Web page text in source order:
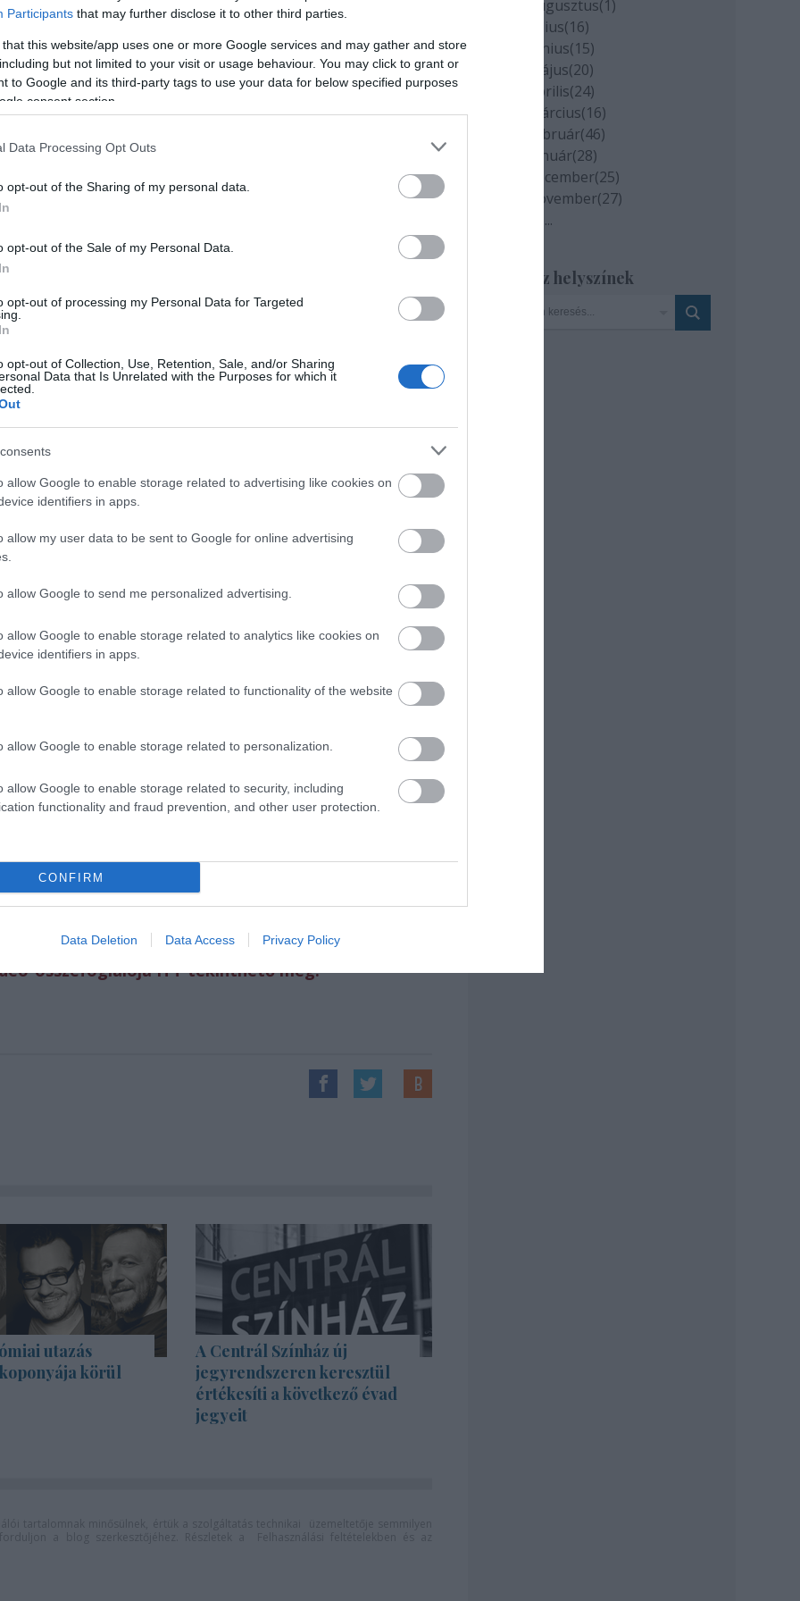
Participants that may further disclose it to other third parties.
that this website/app uses one or more Google services and may gather and store
but not limited to your visit or usage behaviour. You may click to grant or
to Google and its third-party tags to use your data for below specified purposes
consent section.
Data Processing Opt Outs
opt-out of the Sharing of my personal data.
opt-out of the Sale of my Personal Data.
opt-out of processing my Personal Data for Targeted
opt-out of Collection, Use, Retention, Sale, and/or Sharing
Data that Is Unrelated with the Purposes for which it
allow Google to enable storage related to advertising like cookies on
identifiers in apps.
allow my user data to be sent to Google for online advertising
allow Google to send me personalized advertising.
allow Google to enable storage related to analytics like cookies on
identifiers in apps.
allow Google to enable storage related to functionality of the website
allow Google to enable storage related to personalization.
allow Google to enable storage related to security, including
functionality and fraud prevention, and other user protection.
CONFIRM
Data Deletion Data Access Privacy Policy
alkotják, amelyek közül két gyakorlati
vetítések) jellegű. A nap közös reggeli
szintén közösen zajlanak. A tábor egy intenzív
és hét óra alvással.
jelentkezési lap kitöltése és elküldése július 20-ig,
társulat honlapjáról tölthető
kizárólag azok a jelentkezők vehetnek részt, akik a
ITT lehet megtekinteni
összefoglalója ITT tekinthető meg.
utazás
körül
A Centrál Színház új
jegyrendszeren keresztül
értékesíti a következő évad
jegyeit
2020 augusztus(1)
2020 július(16)
2020 június(15)
2020 május(20)
2020 április(24)
2020 március(16)
2020 február(46)
2020 január(28)
2019 december(25)
2019 november(27)
...
Szinház helyszínek